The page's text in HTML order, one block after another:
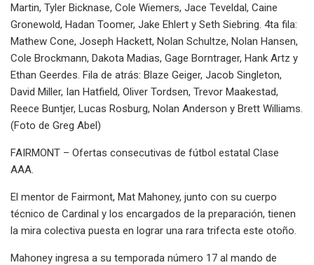
Martin, Tyler Bicknase, Cole Wiemers, Jace Teveldal, Caine
Gronewold, Hadan Toomer, Jake Ehlert y Seth Siebring. 4ta fila:
Mathew Cone, Joseph Hackett, Nolan Schultze, Nolan Hansen,
Cole Brockmann, Dakota Madias, Gage Borntrager, Hank Artz y
Ethan Geerdes. Fila de atrás: Blaze Geiger, Jacob Singleton,
David Miller, Ian Hatfield, Oliver Tordsen, Trevor Maakestad,
Reece Buntjer, Lucas Rosburg, Nolan Anderson y Brett Williams.
(Foto de Greg Abel)
FAIRMONT – Ofertas consecutivas de fútbol estatal Clase
AAA.
El mentor de Fairmont, Mat Mahoney, junto con su cuerpo
técnico de Cardinal y los encargados de la preparación, tienen
la mira colectiva puesta en lograr una rara trifecta este otoño.
Mahoney ingresa a su temporada número 17 al mando de